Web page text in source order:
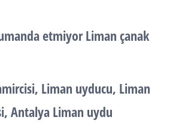
etmiyor Liman çanak
Liman uyducu, Liman
Antalya Liman uydu